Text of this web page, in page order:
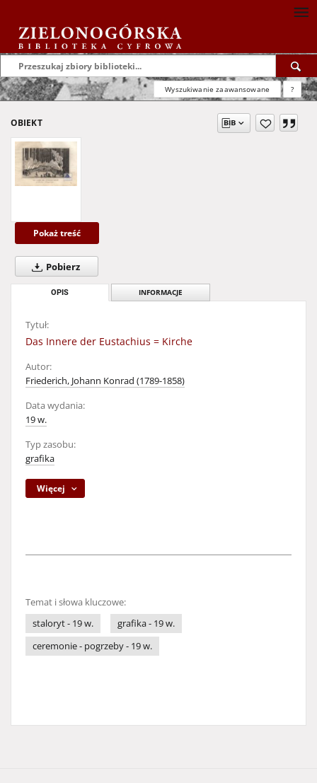
Wyszukiwanie zaawansowane ?
OBIEKT
Pokaż treść
Pobierz
OPIS INFORMACJE
Tytuł:
Das Innere der Eustachius = Kirche
Autor:
Friederich, Johann Konrad (1789-1858)
Data wydania:
19 w.
Typ zasobu:
grafika
Więcej
Temat i słowa kluczowe:
staloryt - 19 w.
grafika - 19 w.
ceremonie - pogrzeby - 19 w.